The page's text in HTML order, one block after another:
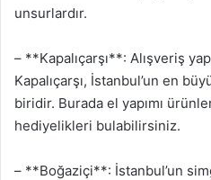
unsurlardır.
– **Kapalıçarşı**: Alışveriş
Kapalıçarşı, İstanbul’un en
biridir. Burada el yapımı
hediyelikleri bulabilirsiniz.
– **Boğaziçi**: İstanbul’un